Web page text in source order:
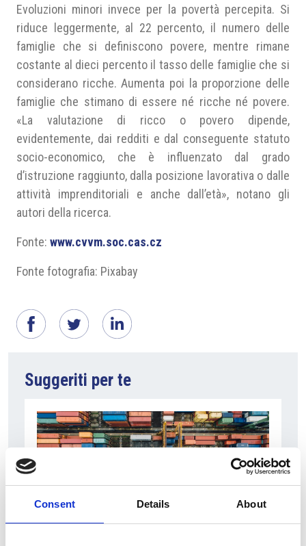
Consent Details About
Evoluzioni minori invece per la povertà percepita. Si
riduce leggermente, al 22 percento, il numero delle
famiglie che si definiscono povere, mentre rimane
costante al dieci percento il tasso delle famiglie che si
considerano ricche. Aumenta poi la proporzione delle
famiglie che stimano di essere né ricche né povere.
«La valutazione di ricco o povero dipende,
evidentemente, dai redditi e dal conseguente statuto
socio-economico, che è influenzato dal grado
d’istruzione raggiunto, dalla posizione lavorativa o dalle
attività imprenditoriali e anche dall’età», notano gli
autori della ricerca.
Fonte: www.cvvm.soc.cas.cz
Fonte fotografia: Pixabay
Suggeriti per te